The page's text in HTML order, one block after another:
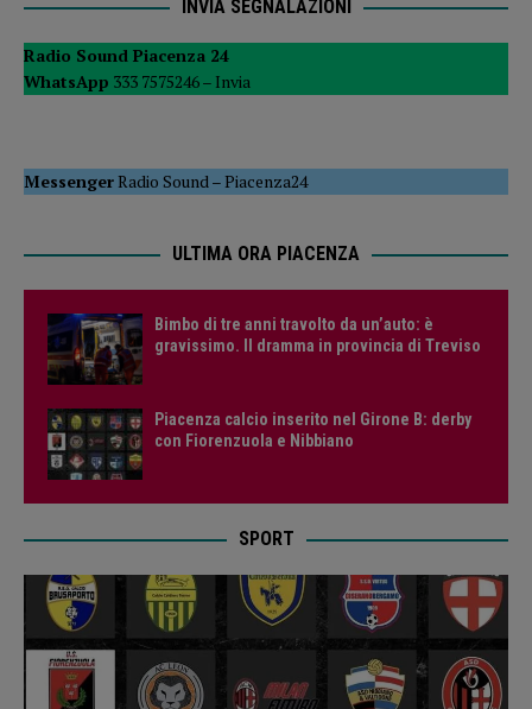
INVIA SEGNALAZIONI
Radio Sound Piacenza 24
WhatsApp 333 7575246 – Invia
MessengerRadio Sound–Piacenza24
ULTIMA ORA PIACENZA
Bimbo di tre anni travolto da un’auto: è
gravissimo. Il dramma in provincia di Treviso
Piacenza calcio inserito nel Girone B: derby
con Fiorenzuola e Nibbiano
SPORT